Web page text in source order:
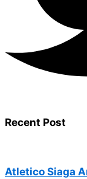
Recent Post
Atletico Siaga